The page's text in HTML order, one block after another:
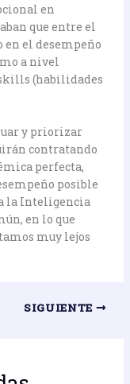
en
que entre el
en el desempeño
a nivel
(habilidades
y priorizar
contratando
perfecta,
posible
la Inteligencia
en lo que
muy lejos
SIGUIENTE